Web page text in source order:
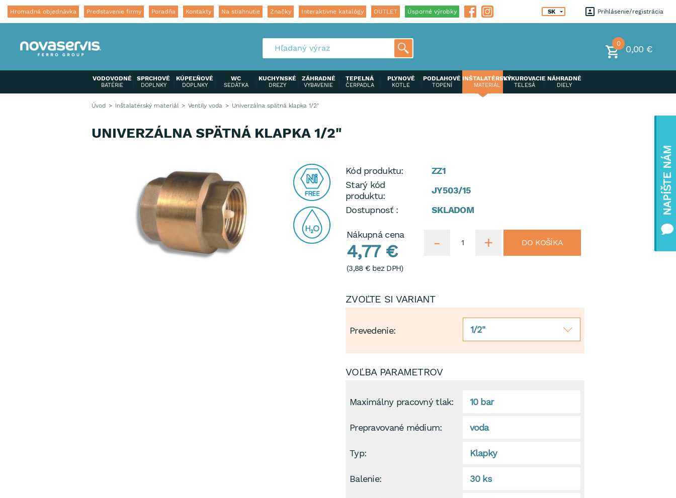
Prihlásenie registrácia
Hromadná objednávka Predstavenie firmy Poradňa Kontakty Na stiahnutie Značky Interaktívne katalógy OUTLET Úsporné výrobky SK
0
0,00 €
VODOVODNÉ
BATÉRIE
SPRCHOVÉ
DOPLNKY
KÚPEĽŇOVÉ
DOPLNKY
WC
SEDÁTKA
KUCHYNSKÉ
DREZY
ZÁHRADNÉ
VYBAVENIE
TEPELNÁ
ČERPADLA
PLYNOVÉ
KOTLE
PODLAHOVÉ
TOPENÍ
INŠTALATÉRSKÝ
MATERIÁL
VYKUROVACIE
TELESÁ
NÁHRADNÉ
DIELY
Úvod Inštalatérský materiál Ventily voda Univerzálna spätná klapka 1/2"
UNIVERZÁLNA SPÄTNÁ KLAPKA 1/2"
Kód produktu:
ZZ1
Starý kód
produktu:
JY503/15
Dostupnosť :
SKLADOM
Nákupná cena
4,77 €
(3,88 €bez DPH)
DO KOŠÍKA
ZVOĽTE SI VARIANT
Prevedenie: 1/2"
VOĽBA PARAMETROV
Maximálny pracovný tlak: 10 bar
Prepravované médium: voda
Typ: Klapky
Balenie: 30 ks
NAPÍŠTE NÁM